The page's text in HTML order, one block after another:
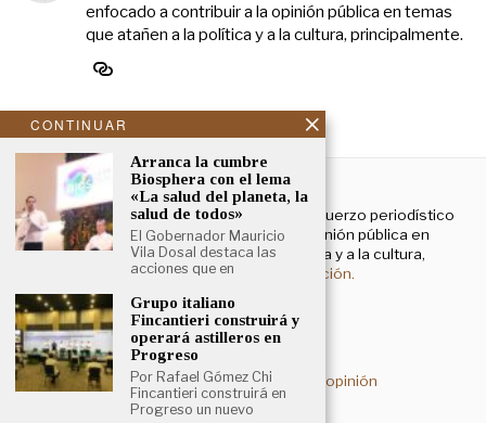
enfocado a contribuir a la opinión pública en temas
que atañen a la política y a la cultura, principalmente.
NOSOTROS
El Cronista Yucatán es un esfuerzo periodístico
enfocado a contribuir a la opinión pública en
temas que atañen a la política y a la cultura,
principalmente.Más información.
Aviso de privacidad
Deslinde sobre contenidos de opinión
CONTINUAR
Arranca la cumbre
Biosphera con el lema
«La salud del planeta, la
salud de todos»
El Gobernador Mauricio
Vila Dosal destaca las
acciones que en
Grupo italiano
Fincantieri construirá y
operará astilleros en
Progreso
Por Rafael Gómez Chi
Fincantieri construirá en
Progreso un nuevo